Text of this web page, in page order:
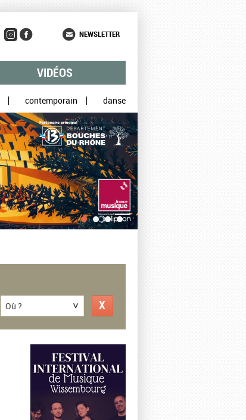
NEWSLETTER
VIDÉOS
contemporain danse
Où ?